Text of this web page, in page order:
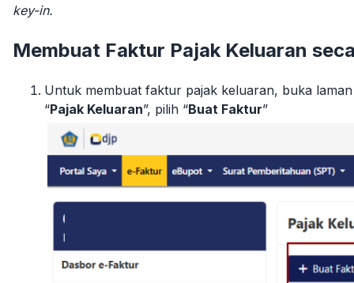
key-in.
Membuat Faktur Pajak Keluaran
Untuk membuat faktur pajak keluaran, buka
“Pajak Keluaran”, pilih “Buat Faktur”